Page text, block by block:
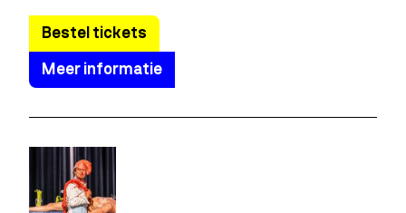
Bestel tickets
Meer informatie